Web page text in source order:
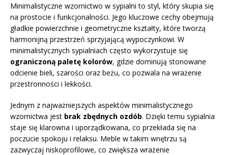
Minimalistyczne wzornictwo w sypialni to styl, który skupia się
na prostocie i funkcjonalności. Jego kluczowe cechy obejmują
gładkie powierzchnie i geometryczne kształty, które tworzą
harmonijną przestrzeń sprzyjającą wypoczynkowi. W
minimalistycznych sypialniach często wykorzystuje się
ograniczoną paletę kolorów, gdzie dominują stonowane
odcienie bieli, szarości oraz beżu, co pozwala na wrażenie
przestronności i lekkości.
Jednym z najważniejszych aspektów minimalistycznego
wzornictwa jest brak zbędnych ozdób. Dzięki temu sypialnia
staje się klarowna i uporządkowana, co przekłada się na
poczucie spokoju i relaksu. Meble w takim wnętrzu są
zazwyczaj niskoprofilowe, co zwiększa wrażenie